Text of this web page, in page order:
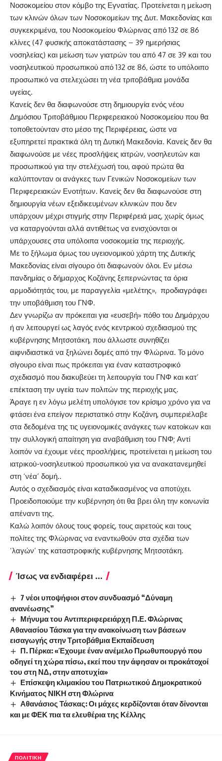
Νοσοκομείου στον κόμβο της Εγνατίας. Προτείνεται η μείωση
των κλινών όλων των Νοσοκομείων της Δυτ. Μακεδονίας και
συγκεκριμένα, του Νοσοκομείου Φλώρινας από 132 σε 86
κλίνες (47 φυσικής αποκατάστασης – 39 ημερήσιας
νοσηλείας) και μείωση των γιατρών του από 47 σε 39 και του
νοσηλευτικού προσωπικού από 132 σε 86, ώστε το υπόλοιπο
προσωπικό να στελεχώσει τη νέα τριτοβάθμια μονάδα
υγείας.
Κανείς δεν θα διαφωνούσε στη δημιουργία ενός νέου
Δημόσιου Τριτοβάθμιου Περιφερειακού Νοσοκομείου που θα
τοποθετούνταν στο μέσο της Περιφέρειας, ώστε να
εξυπηρετεί πρακτικά όλη τη Δυτική Μακεδονία. Κανείς δεν θα
διαφωνούσε με νέες προσλήψεις ιατρών, νοσηλευτών και
προσωπικού για την στελέχωσή του, αφού πρώτα θα
καλύπτονταν οι ανάγκες των Γενικών Νοσοκομείων των
Περιφερειακών Ενοτήτων. Κανείς δεν θα διαφωνούσε στη
δημιουργία νέων εξειδικευμένων κλινικών που δεν
υπάρχουν μέχρι στιγμής στην Περιφέρειά μας, χωρίς όμως
να καταργούνται αλλά αντιθέτως να ενισχύονται οι
υπάρχουσες στα υπόλοιπα νοσοκομεία της περιοχής.
Με το ξήλωμα όμως του υγειονομικού χάρτη της Δυτικής
Μακεδονίας είναι σίγουρο ότι διαφωνούν όλοι. Εν μέσω
πανδημίας ο δήμαρχος Κοζάνης ξεπερνώντας τα όρια
αρμοδιότητάς του, με παραγγελία «μελέτης», προδιαγράφει
την υποβάθμιση του ΓΝΦ.
Δεν γνωρίζω αν πρόκειται για «ευσεβή» πόθο του Δημάρχου
ή αν λειτουργεί ως λαγός ενός κεντρικού σχεδιασμού της
κυβέρνησης Μητσοτάκη, που άλλωστε συνηθίζει
αιφνιδιαστικά να ξηλώνει δομές από την Φλώρινα. Το μόνο
σίγουρο είναι πως πρόκειται για έναν καταστροφικό
σχεδιασμό που διακυβεύει τη λειτουργία του ΓΝΦ και κατ’
επέκταση την υγεία των πολιτών της περιοχής μας.
Άραγε η εν λόγω μελέτη υπολόγισε τον κρίσιμο χρόνο για να
φτάσει ένα επείγον περιστατικό στην Κοζάνη, συμπεριέλαβε
στα δεδομένα της τις υγειονομικές ανάγκες των κατοίκων και
την συλλογική απαίτηση για αναβάθμιση του ΓΝΦ; Αντί
λοιπόν να έχουμε νέες προσλήψεις, προτείνεται η μείωση του
ιατρικού-νοσηλευτικού προσωπικού για να ανακατανεμηθεί
στη ‘νέα’ δομή..
Αυτός ο σχεδιασμός είναι καταδικασμένος να αποτύχει.
Προειδοποιούμε την κυβέρνηση ότι θα βρει όλη την κοινωνία
απέναντι της.
Καλώ λοιπόν όλους τους φορείς, τους αιρετούς και τους
πολίτες της Φλώρινας να εναντιωθούν στα σχέδια των
‘λαγών’ της καταστροφικής κυβέρνησης Μητσοτάκη.
Ίσως να ενδιαφέρει ...
7 νέοι υποψήφιοι στον συνδυασμό “Δύναμη
ανανέωσης”
Μήνυμα του Αντιπεριφερειάρχη Π.Ε. Φλώρινας
Αθανασίου Τάσκα για την ανακοίνωση των βάσεων
εισαγωγής στην Τριτοβάθμια Εκπαίδευση
Π. Πέρκα: «Έχουμε έναν ανέμελο Πρωθυπουργό που
οδηγεί τη χώρα πίσω, εκεί που την άφησαν οι προκάτοχοί
του στη ΝΔ, στην αποτυχία»
Επίσκεψη κλιμακίου του Πατριωτικού Δημοκρατικού
Κινήματος ΝΙΚΗ στη Φλώρινα
Αθανάσιος Τάσκας: Οι μάχες κερδίζονται όταν δίνονται
και με ΦΕΚ πια τα ελευθέρια της Κέλλης
ΠΟΛΙΤΙΚΉ